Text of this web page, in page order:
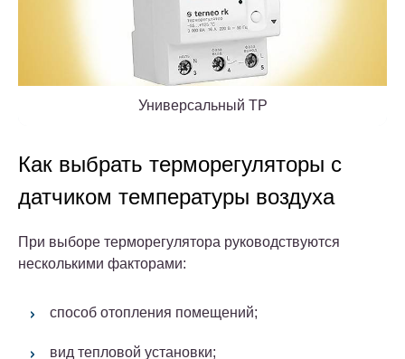
Универсальный ТР
Как выбрать терморегуляторы с
датчиком температуры воздуха
При выборе терморегулятора руководствуются
несколькими факторами:
способ отопления помещений;
вид тепловой установки;